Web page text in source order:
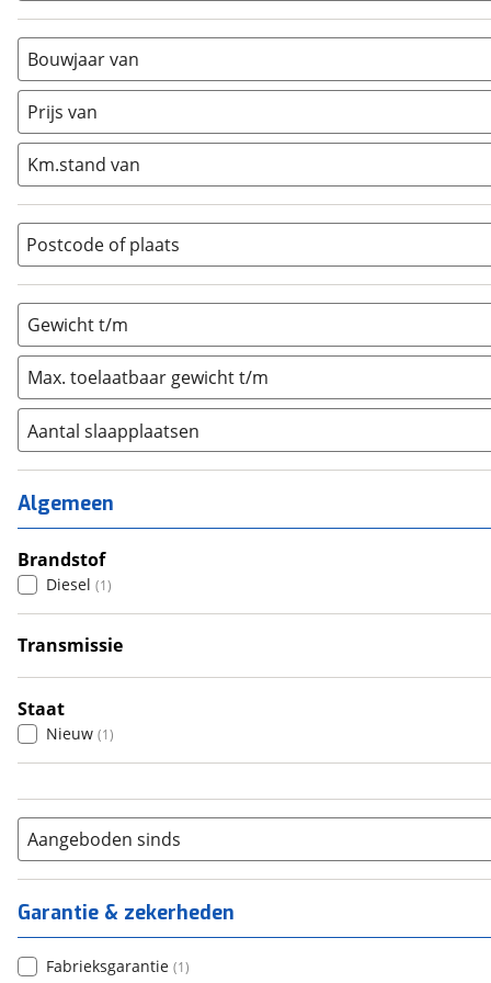
Alkoof (0)
Busmodel
Caravan (0)
Half-integraal
Integraal (0)
Opzetunit (0
Overig (0)
Vouwwagen
Bouwjaar van
Prijs van
Km.stand van
Postcode of plaats
Gewicht t/m
Max. toelaatbaar gewicht t/m
Aantal slaapplaatsen
1 (0)
2 (0)
3 (1)
4 (0)
5 (0)
6+ (0)
Algemeen
Brandstof
Diesel (1)
Transmissie
Staat
Nieuw (1)
Aangeboden sinds
Garantie & zekerheden
Fabrieksgarantie (1)